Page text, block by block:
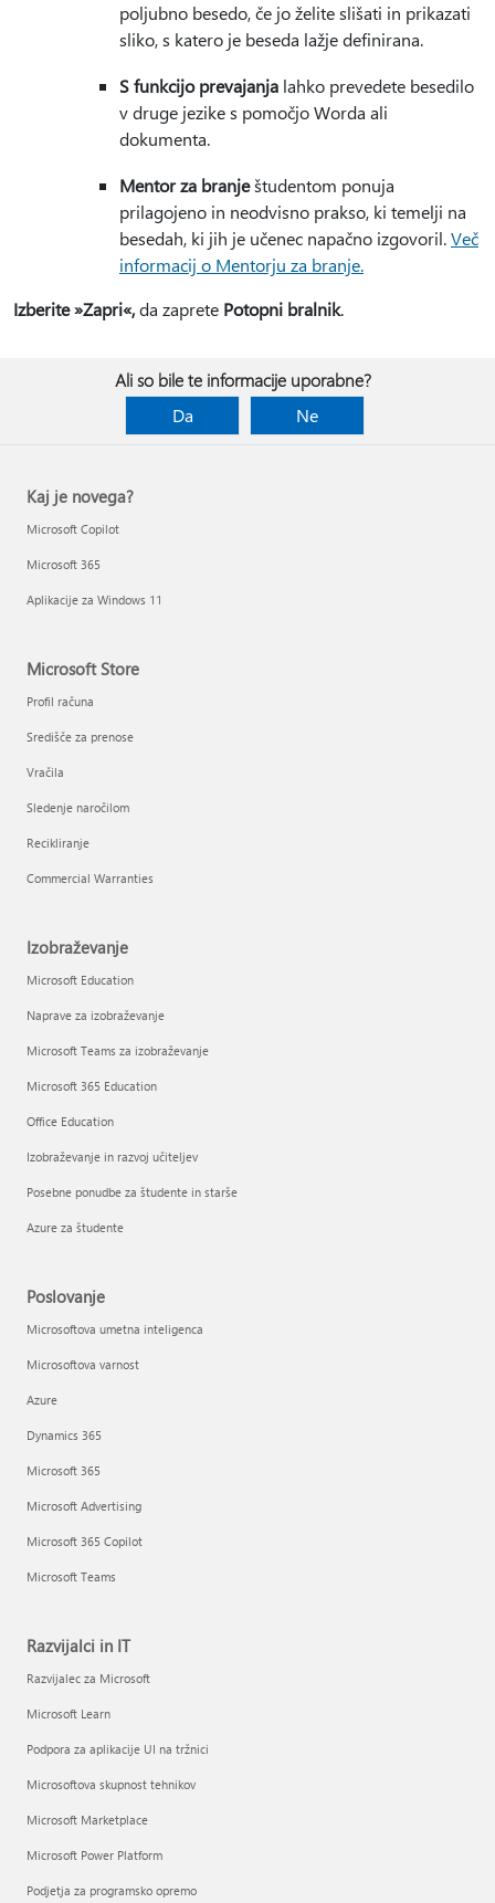
poljubno besedo, če jo želite slišati in prikazati
sliko, s katero je beseda lažje definirana.
S funkcijo prevajanja lahko prevedete besedilo
v druge jezike s pomočjo Worda ali
dokumenta.
Mentor za branještudentom ponuja
prilagojeno in neodvisno prakso, ki temelji na
besedah, ki jih je učenec napačno izgovoril.Več
informacij o Mentorju za branje.
Izberite »Zapri«,da zaprete Potopni bralnik.
Ali so bile te informacije uporabne?
Da
Ne
Kaj je novega?
Microsoft Copilot
Microsoft 365
Aplikacije za Windows 11
Microsoft Store
Profil računa
Središče za prenose
Vračila
Sledenje naročilom
Recikliranje
Commercial Warranties
Izobraževanje
Microsoft Education
Naprave za izobraževanje
Microsoft Teams za izobraževanje
Microsoft 365 Education
Office Education
Izobraževanje in razvoj učiteljev
Posebne ponudbe za študente in starše
Azure za študente
Poslovanje
Microsoftova umetna inteligenca
Microsoftova varnost
Azure
Dynamics 365
Microsoft 365
Microsoft Advertising
Microsoft 365 Copilot
Microsoft Teams
Razvijalci in IT
Razvijalec za Microsoft
Microsoft Learn
Podpora za aplikacije UI na tržnici
Microsoftova skupnost tehnikov
Microsoft Marketplace
Microsoft Power Platform
Podjetja za programsko opremo